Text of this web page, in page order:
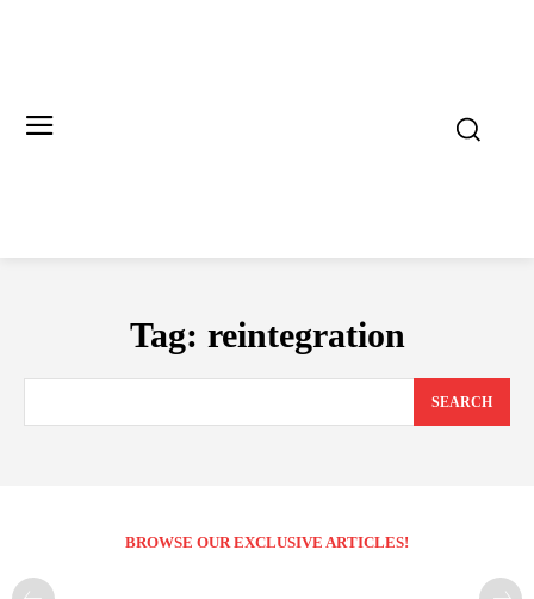
Tag: reintegration
SEARCH
BROWSE OUR EXCLUSIVE ARTICLES!